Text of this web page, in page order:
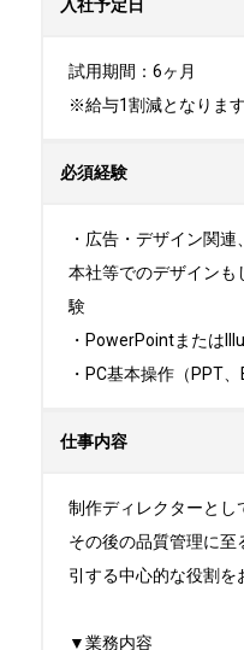
入社予定日
試用期間：6ヶ月
※給与1割減となります
必須経験
・広告・デザイン関
本社等でのデザインも
験
・PowerPointまたは
・PC基本操作（PPT
仕事内容
制作ディレクターとし
その後の品質管理に
引する中心的な役割を
▼業務内容